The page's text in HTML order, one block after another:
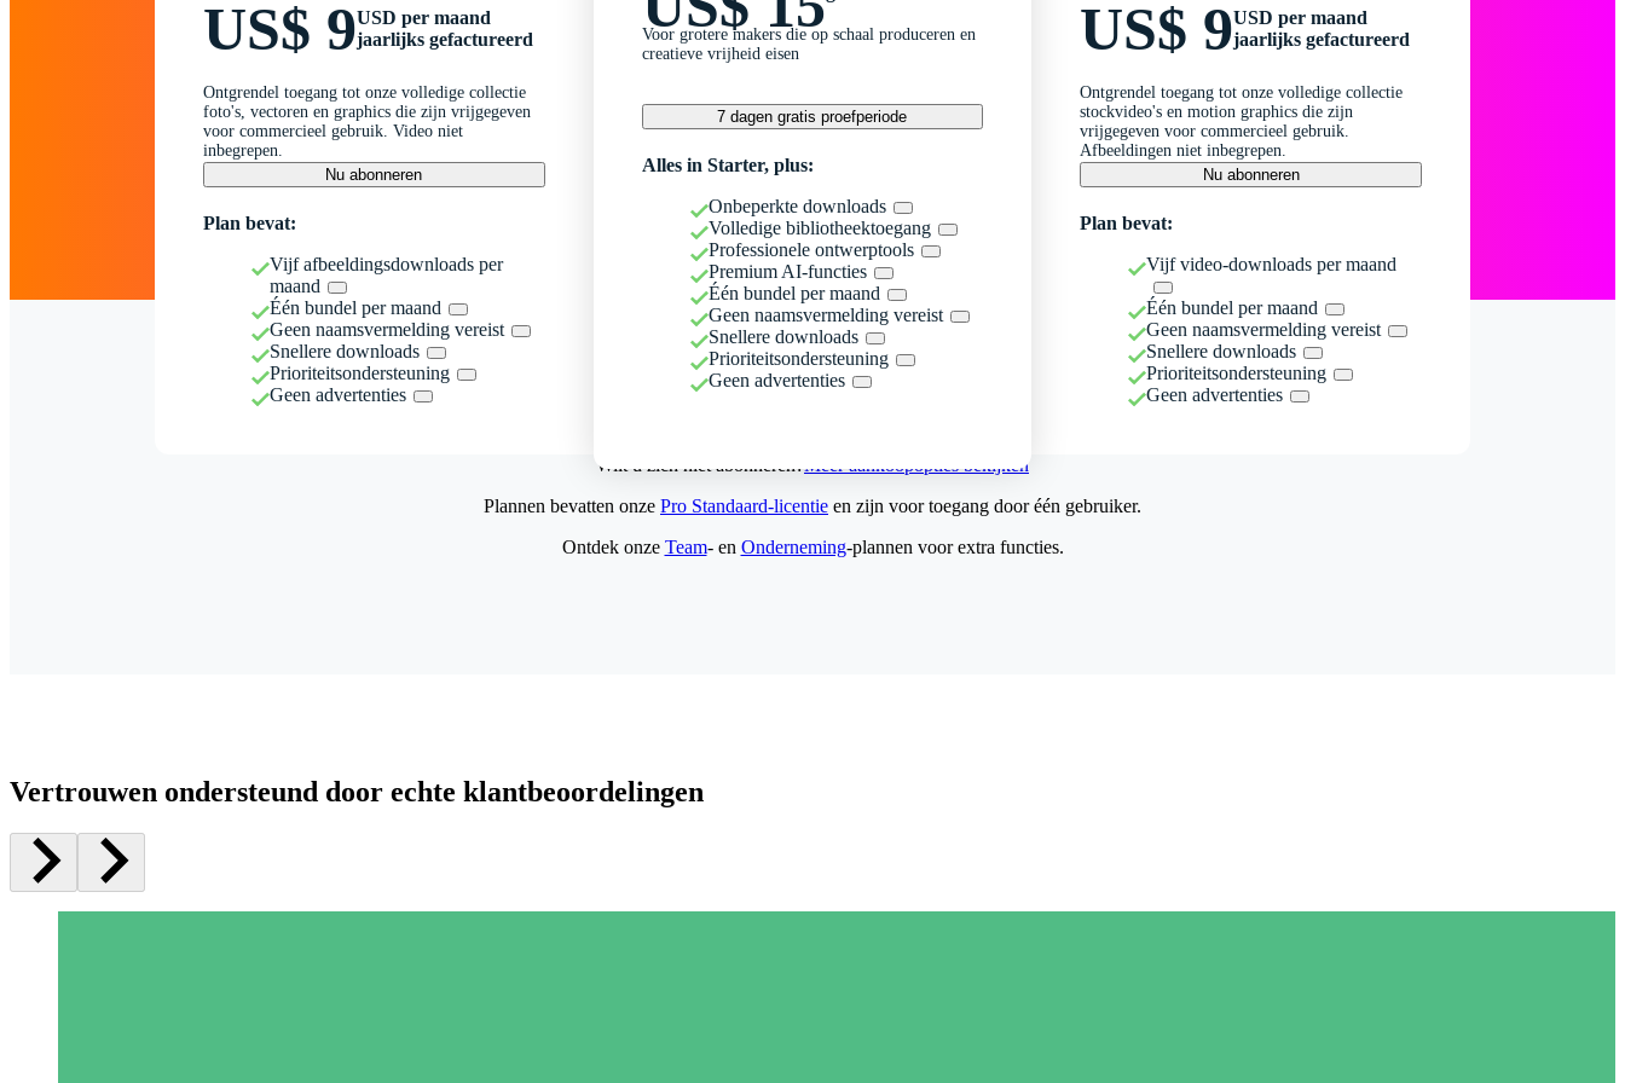
US$ 9USD per maand
jaarlijks gefactureerd
Ontgrendel toegang tot onze volledige collectie
foto's, vectoren en graphics die zijn vrijgegeven
voor commercieel gebruik. Video niet
inbegrepen.
Nu abonneren
Plan bevat:
Vijf afbeeldingsdownloads per
maand
Één bundel per maand
Geen naamsvermelding vereist
Snellere downloads
Prioriteitsondersteuning
Geen advertenties
Voor grotere makers die op schaal produceren en
creatieve vrijheid eisen
7 dagen gratis proefperiode
Alles in Starter, plus:
Onbeperkte downloads
Volledige bibliotheektoegang
Professionele ontwerptools
Premium AI-functies
Één bundel per maand
Geen naamsvermelding vereist
Snellere downloads
Prioriteitsondersteuning
Geen advertenties
US$ 9USD per maand
jaarlijks gefactureerd
Ontgrendel toegang tot onze volledige collectie
stockvideo's en motion graphics die zijn
vrijgegeven voor commercieel gebruik.
Afbeeldingen niet inbegrepen.
Nu abonneren
Plan bevat:
Vijf video-downloads per maand
Één bundel per maand
Geen naamsvermelding vereist
Snellere downloads
Prioriteitsondersteuning
Geen advertenties
Wilt u zich niet abonneren?Meer aankoopopties bekijken
Plannen bevatten onze Pro Standaard-licentie en zijn voor toegang door één gebruiker.
Ontdek onze Team- en Onderneming-plannen voor extra functies.
Vertrouwen ondersteund door echte klantbeoordelingen